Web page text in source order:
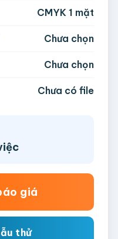
CMYK 1 mặt
Chưa chọn
Chưa chọn
Chưa có file
giá
thử